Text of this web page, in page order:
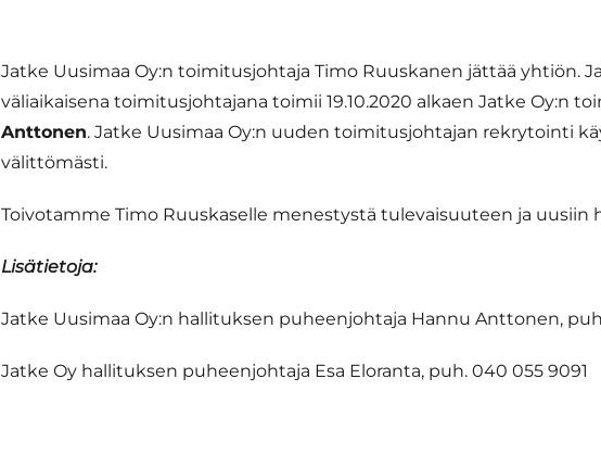
Jatke Uusimaa Oy:n toimitusjohtaja Timo Ruuskanen jättää yhtiön.
väliaikaisena toimitusjohtajana toimii 19.10.2020 alkaen Jatke Oy:n
Anttonen. Jatke Uusimaa Oy:n uuden toimitusjohtajan rekrytointi
välittömästi.
Toivotamme Timo Ruuskaselle menestystä tulevaisuuteen ja uusiin
Lisätietoja:
Jatke Uusimaa Oy:n hallituksen puheenjohtaja Hannu Anttonen,
Jatke Oy hallituksen puheenjohtaja Esa Eloranta, puh. 040 055 9091